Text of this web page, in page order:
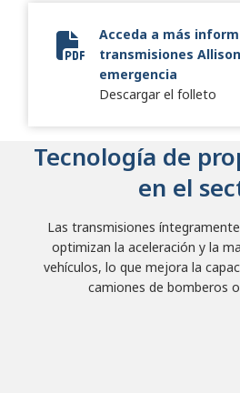
Fire + Emergency Brochure
Acceda a más
transmisiones
emergencia
Descargar el folleto
Tecnología de
en el
Las transmisiones
optimizan la aceleración y la
vehículos, lo que mejora la
camiones de bomberos